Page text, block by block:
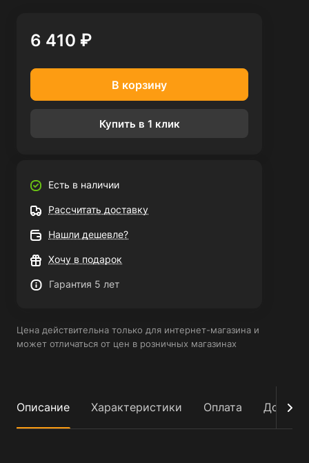
6 410 ₽
В корзину
Купить в 1 клик
Есть в наличии
Рассчитать доставку
Нашли дешевле?
Хочу в подарок
Гарантия 5 лет
Цена действительна только для интернет-магазина и
может отличаться от цен в розничных магазинах
Описание Характеристики Оплата